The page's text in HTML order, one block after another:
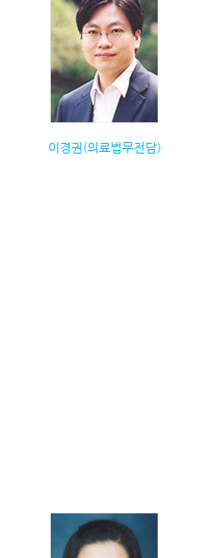
이경권(의료법무전담)